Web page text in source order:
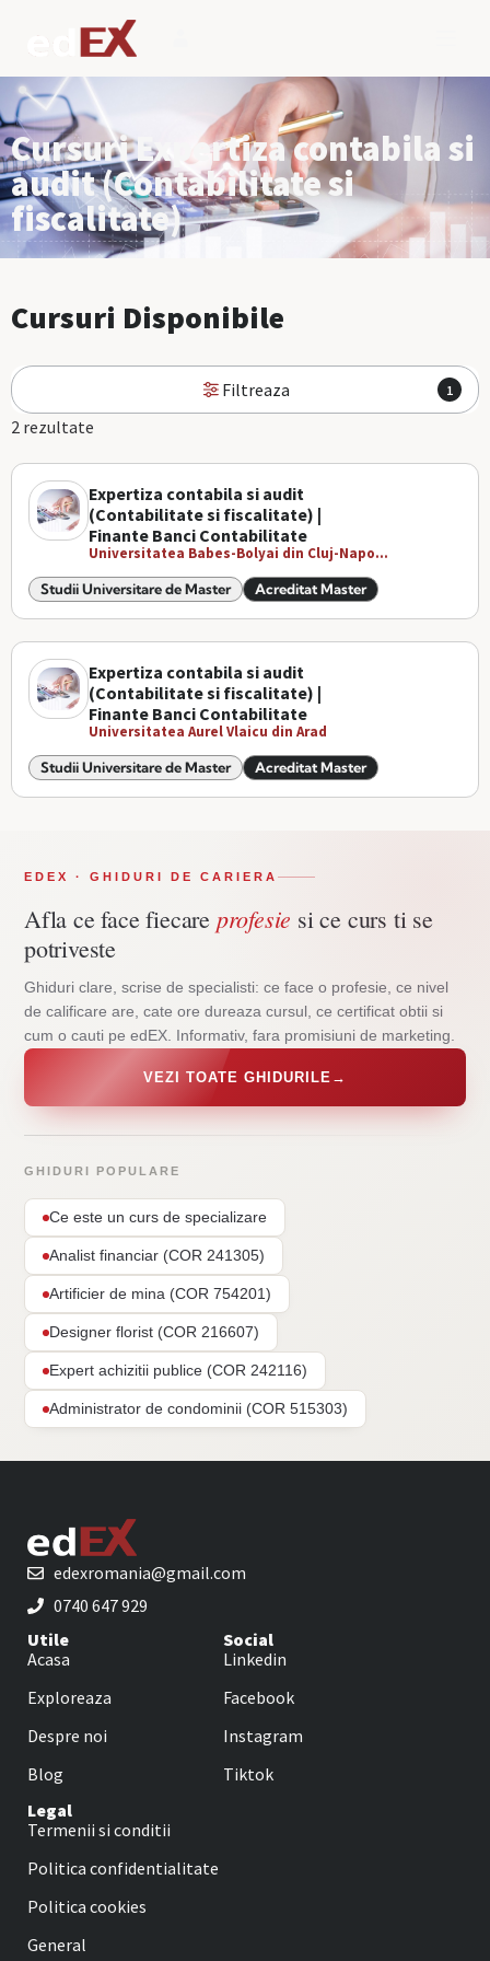
Cursuri Expertiza contabila si
audit (Contabilitate si
fiscalitate)
Cursuri Disponibile
Filtreaza 1
2 rezultate
Expertiza contabila si audit
(Contabilitate si fiscalitate) |
Finante Banci Contabilitate
Universitatea Babes-Bolyai din Cluj-Napo...
Studii Universitare de Master Acreditat Master
Expertiza contabila si audit
(Contabilitate si fiscalitate) |
Finante Banci Contabilitate
Universitatea Aurel Vlaicu din Arad
Studii Universitare de Master Acreditat Master
EDEX · GHIDURI DE CARIERA
Afla ce face fiecare profesie si ce curs ti se
potriveste
Ghiduri clare, scrise de specialisti: ce face o profesie, ce nivel
de calificare are, cate ore dureaza cursul, ce certificat obtii si
cum o cauti pe edEX. Informativ, fara promisiuni de marketing.
VEZI TOATE GHIDURILE →
GHIDURI POPULARE
Ce este un curs de specializare
Analist financiar (COR 241305)
Artificier de mina (COR 754201)
Designer florist (COR 216607)
Expert achizitii publice (COR 242116)
Administrator de condominii (COR 515303)
edexromania@gmail.com
0740 647 929
Utile
Acasa
Exploreaza
Despre noi
Blog
Social
Linkedin
Facebook
Instagram
Tiktok
Legal
Termenii si conditii
Politica confidentialitate
Politica cookies
General